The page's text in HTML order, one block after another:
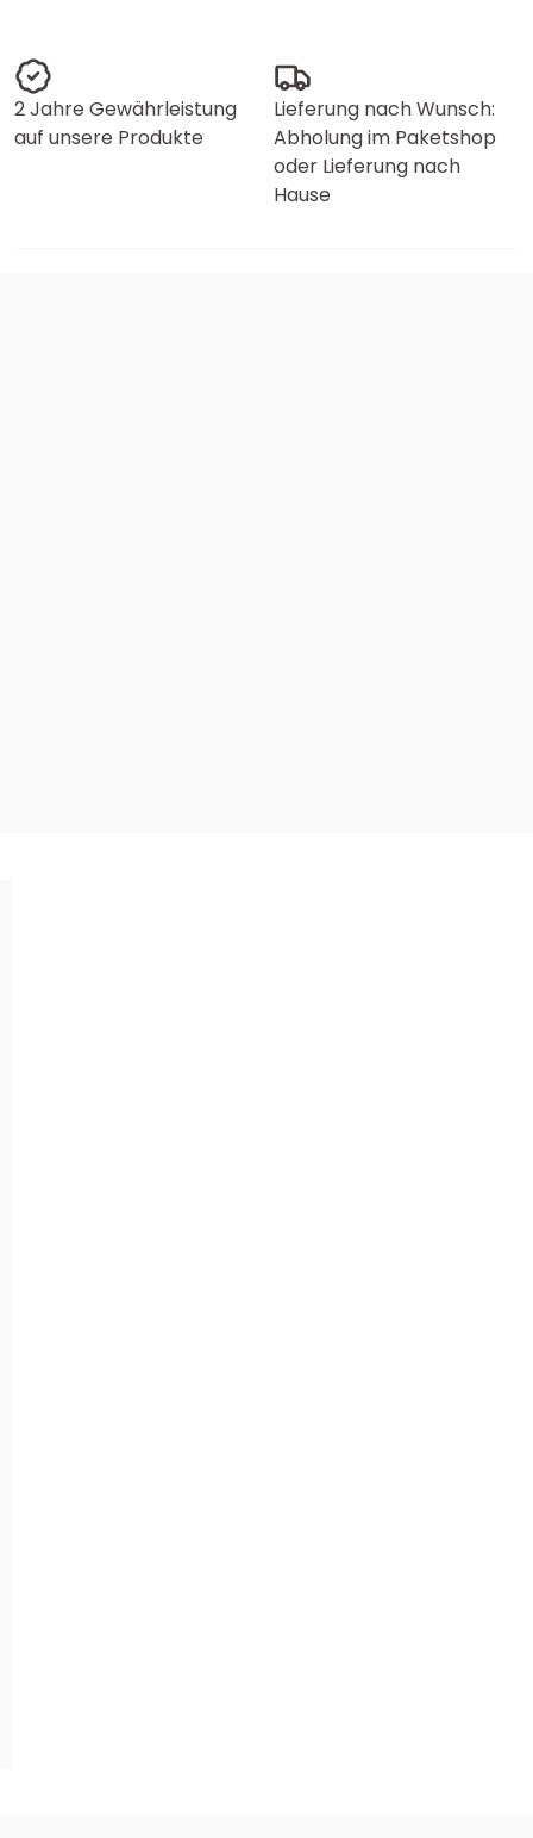
2 Jahre Gewährleistung
auf unsere Produkte
Lieferung nach Wunsch:
Abholung im Paketshop
oder Lieferung nach
Hause